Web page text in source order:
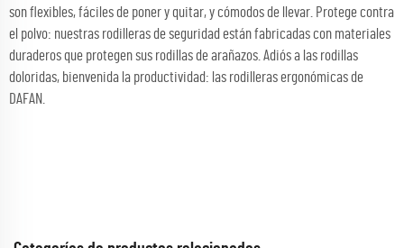
son flexibles, fáciles de poner y quitar, y cómodos de llevar. Protege contra
el polvo: nuestras rodilleras de seguridad están fabricadas con materiales
duraderos que protegen sus rodillas de arañazos. Adiós a las rodillas
doloridas, bienvenida la productividad: las rodilleras ergonómicas de
DAFAN.